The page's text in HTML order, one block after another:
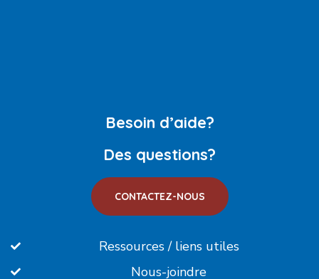
Besoin d’aide?
Des questions?
CONTACTEZ-NOUS
Ressources / liens utiles
Nous-joindre